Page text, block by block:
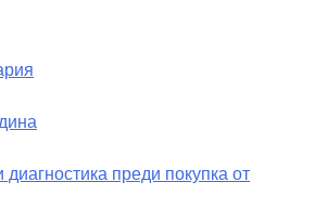
преди покупка от